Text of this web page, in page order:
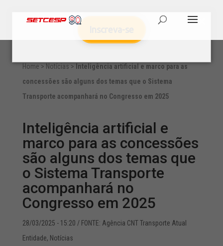
Home > Notícias > Inteligência artificial e marco para as
concessões são alguns dos temas que o Sistema
Transporte acompanhará no Congresso em 2025
Inteligência artificial e
marco para as concessões
são alguns dos temas que
o Sistema Transporte
acompanhará no
Congresso em 2025
28/03/2025 - 15:20 / FONTE: Agência CNT Transporte Atual
Entidade, Notícias